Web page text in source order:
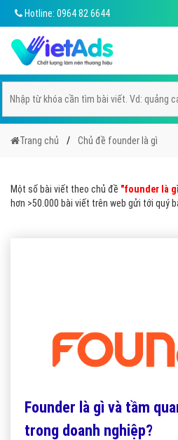
Hotline: 0964 82 6644
Trang chủ Chủ đề founder là gì
Một số bài viết theo chủ đề "founder là
hơn >50.000 bài viết trên web gửi tới quý
Founder là gì và tầm
trong doanh nghiệp?